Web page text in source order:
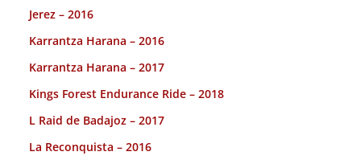
Jerez – 2016
Karrantza Harana – 2016
Karrantza Harana – 2017
Kings Forest Endurance Ride – 2018
L Raid de Badajoz – 2017
La Reconquista – 2016